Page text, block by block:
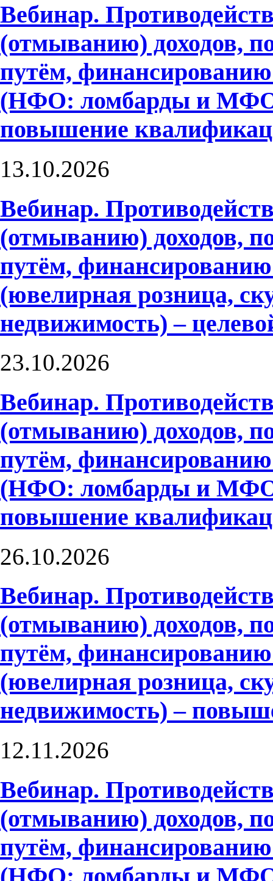
Вебинар.
(отмыванию) доходов,
путём,
(НФО: ломбарды и МФО)
повышение
13.10.2026
Вебинар.
(отмыванию) доходов,
путём,
(ювелирная розница,
недвижимость) –
23.10.2026
Вебинар.
(отмыванию) доходов,
путём,
(НФО: ломбарды и МФО)
повышение
26.10.2026
Вебинар.
(отмыванию) доходов,
путём,
(ювелирная розница,
недвижимость) –
12.11.2026
Вебинар.
(отмыванию) доходов,
путём,